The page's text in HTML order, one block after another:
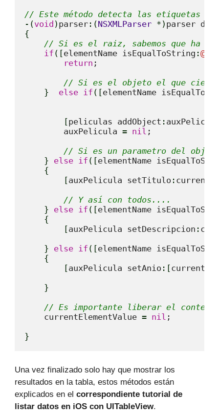
// Este método detecta las etiquetas
- (void ) parser : (NSXMLParser * ) parser
{
// Si es el raiz, sabemos que ha
if ( [elementName isEqualToString :@
return ;
// Si es el objeto el que
}
else if ( [elementName
[peliculas addObject :
        auxPelicula
= nil ;
// Si es un parametro del
} else if ( [elementName
{
[auxPelicula setTitulo :
// Y así con todos....
} else if ( [elementName
{
[auxPelicula setDescripcion :
} else if ( [elementName
{
[auxPelicula setAnio : [
}
// Es importante liberar el
    currentElementValue
= nil ;
}
Una vez finalizado solo hay que mostrar los
resultados en la tabla, estos métodos están
explicados en el correspondiente tutorial de
listar datos en iOS con UITableView.